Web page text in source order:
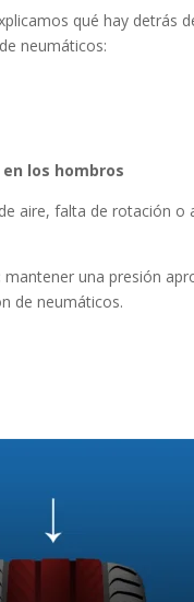
qué hay detrás
neumáticos:
los hombros
aire, falta de rotación o
mantener una presión
de neumáticos.